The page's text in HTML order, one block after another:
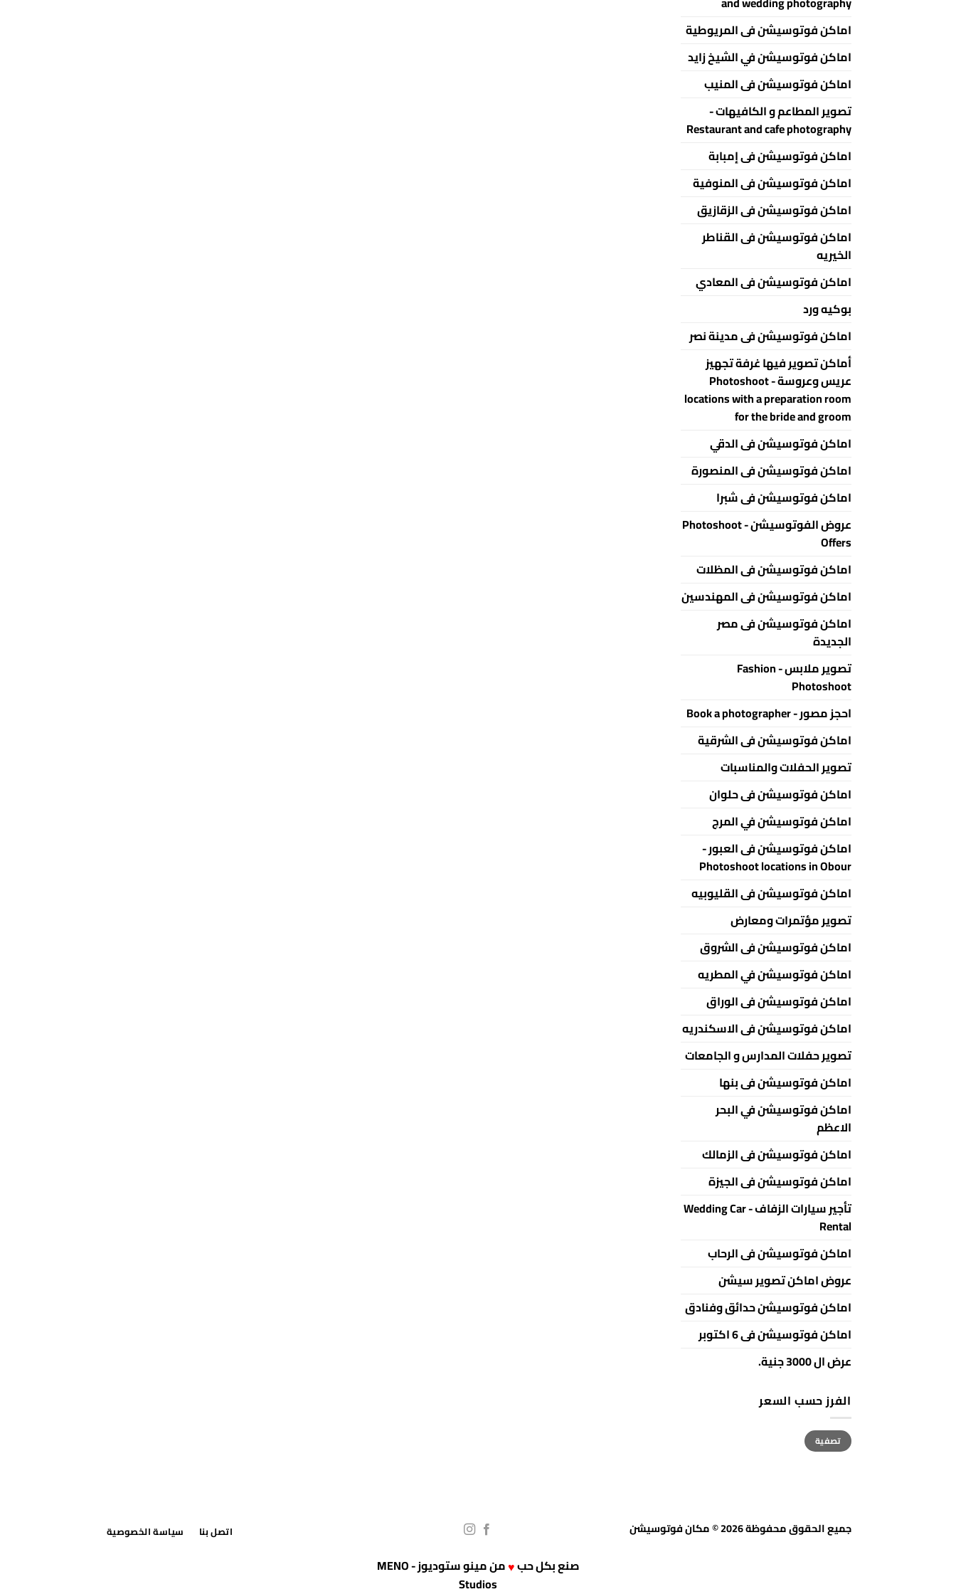
اماكن فوتوسيشن فى المريوطية
اماكن فوتوسيشن في الشيخ زايد
اماكن فوتوسيشن فى المنيب
تصوير المطاعم و الكافيهات -
Restaurant and cafe photography
اماكن فوتوسيشن فى إمبابة
اماكن فوتوسيشن فى المنوفية
اماكن فوتوسيشن فى الزقازيق
اماكن فوتوسيشن فى القناطر
الخيريه
اماكن فوتوسيشن فى المعادي
بوكيه ورد
اماكن فوتوسيشن فى مدينة نصر
أماكن تصوير فيها غرفة تجهيز
عريس وعروسة - Photoshoot
locations with a preparation room
for the bride and groom
اماكن فوتوسيشن فى الدقي
اماكن فوتوسيشن فى المنصورة
اماكن فوتوسيشن فى شبرا
عروض الفوتوسيشن - Photoshoot
Offers
اماكن فوتوسيشن فى المظلات
اماكن فوتوسيشن فى المهندسين
اماكن فوتوسيشن فى مصر
الجديدة
تصوير ملابس - Fashion
Photoshoot
احجز مصور - Book a photographer
اماكن فوتوسيشن فى الشرقية
تصوير الحفلات والمناسبات
اماكن فوتوسيشن فى حلوان
اماكن فوتوسيشن في المرج
اماكن فوتوسيشن فى العبور -
Photoshoot locations in Obour
اماكن فوتوسيشن فى القليوبيه
تصوير مؤتمرات ومعارض
اماكن فوتوسيشن فى الشروق
اماكن فوتوسيشن في المطريه
اماكن فوتوسيشن فى الوراق
اماكن فوتوسيشن فى الاسكندريه
تصوير حفلات المدارس و الجامعات
اماكن فوتوسيشن فى بنها
اماكن فوتوسيشن في البحر
الاعظم
اماكن فوتوسيشن فى الزمالك
اماكن فوتوسيشن فى الجيزة
تأجير سيارات الزفاف - Wedding Car
Rental
اماكن فوتوسيشن فى الرحاب
عروض اماكن تصوير سيشن
اماكن فوتوسيشن حدائق وفنادق
اماكن فوتوسيشن فى 6 اكتوبر
عرض ال 3000 جنية.
الفرز حسب السعر
أدنى
سعر
أعلى
سعرتصفية
جميع الحقوق محفوظة 2026 © مكان فوتوسيشن
صنع بكل حب♥من
مينو ستوديوز - MENO
Studios
اتصل بنا سياسة الخصوصية